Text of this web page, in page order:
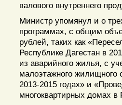
валового внутреннего
Министр упомянул и о
программах, с общим
рублей, таких как
Республике Дагестан в
из аварийного жилья, с
малоэтажного жилищного
2013-2015 годах» и
многоквартирных домах в